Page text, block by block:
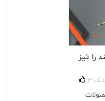
را تیز
3 لایک